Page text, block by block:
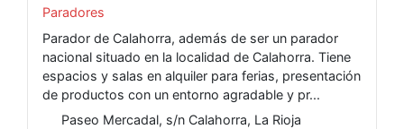
Paradores
Parador de Calahorra, además de ser un parador
nacional situado en la localidad de Calahorra. Tiene
espacios y salas en alquiler para ferias, presentación
de productos con un entorno agradable y pr...
Paseo Mercadal, s/n Calahorra, La Rioja